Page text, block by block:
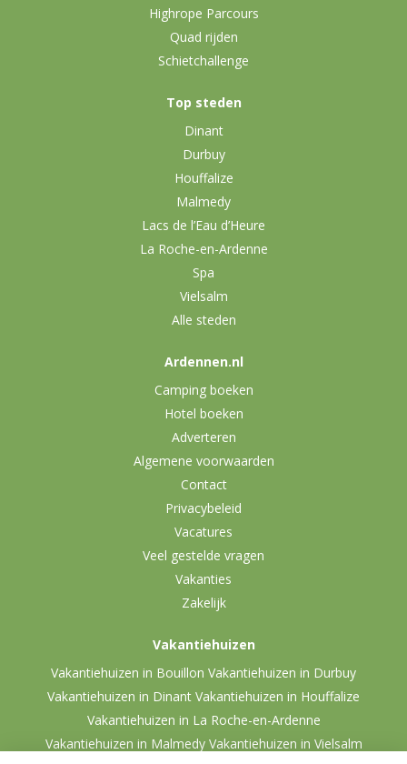
Highrope Parcours
Quad rijden
Schietchallenge
Top steden
Dinant
Durbuy
Houffalize
Malmedy
Lacs de l’Eau d’Heure
La Roche-en-Ardenne
Spa
Vielsalm
Alle steden
Ardennen.nl
Camping boeken
Hotel boeken
Adverteren
Algemene voorwaarden
Contact
Privacybeleid
Vacatures
Veel gestelde vragen
Vakanties
Zakelijk
Vakantiehuizen
Vakantiehuizen in Bouillon Vakantiehuizen in Durbuy
Vakantiehuizen in Dinant Vakantiehuizen in Houffalize
Vakantiehuizen in La Roche-en-Ardenne
Vakantiehuizen in Malmedy Vakantiehuizen in Vielsalm